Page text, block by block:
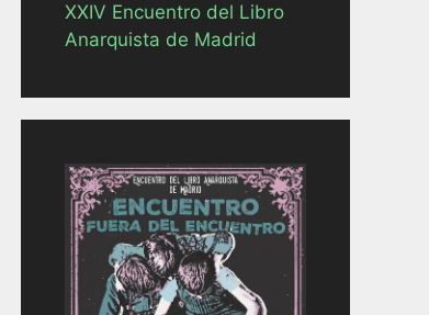
XXIV Encuentro del Libro
Anarquista de Madrid